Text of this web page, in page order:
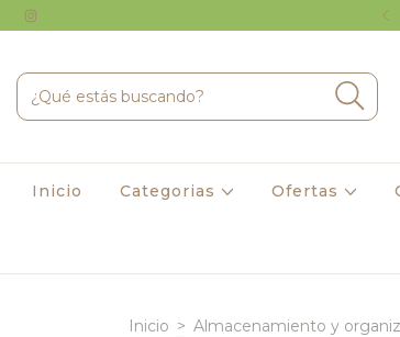
en transferencia
Inicio Categorias Ofertas
Inicio > Almacenamiento y